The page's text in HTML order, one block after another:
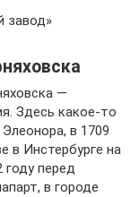
завод»
—
Здесь какое-то
в 1709
в Инстербурге на
году перед
в городе